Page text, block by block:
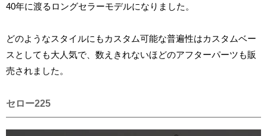
40年に渡るロングセラーモデルになりました。
どのようなスタイルにもカスタム可能な普遍性はカスタムベー
スとしても大人気で、数えきれないほどのアフターパーツも販
売されました。
セロー225